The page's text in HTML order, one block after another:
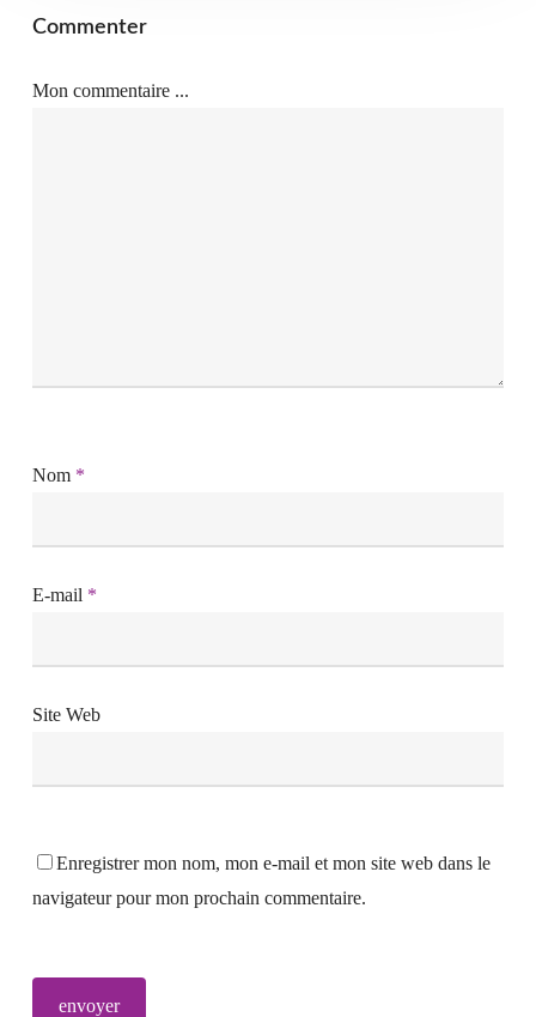
Commenter
Mon commentaire ...
Nom *
E-mail *
Site Web
Enregistrer mon nom, mon e-mail et mon site web dans le
navigateur pour mon prochain commentaire.